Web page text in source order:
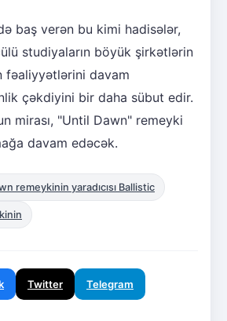
baş verən bu kimi hadisələr,
studiyaların böyük şirkətlərin
fəaliyyətlərini davam
çəkdiyini bir daha sübut edir.
mirası, "Until Dawn" remeyki
davam edəcək.
remeykinin yaradıcısı Ballistic
Twitter Telegram